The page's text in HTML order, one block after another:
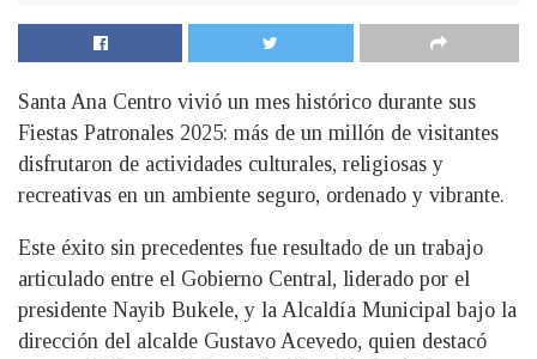
Santa Ana Centro vivió un mes histórico durante sus
Fiestas Patronales 2025: más de un millón de visitantes
disfrutaron de actividades culturales, religiosas y
recreativas en un ambiente seguro, ordenado y vibrante.
Este éxito sin precedentes fue resultado de un trabajo
articulado entre el Gobierno Central, liderado por el
presidente Nayib Bukele, y la Alcaldía Municipal bajo la
dirección del alcalde Gustavo Acevedo, quien destacó